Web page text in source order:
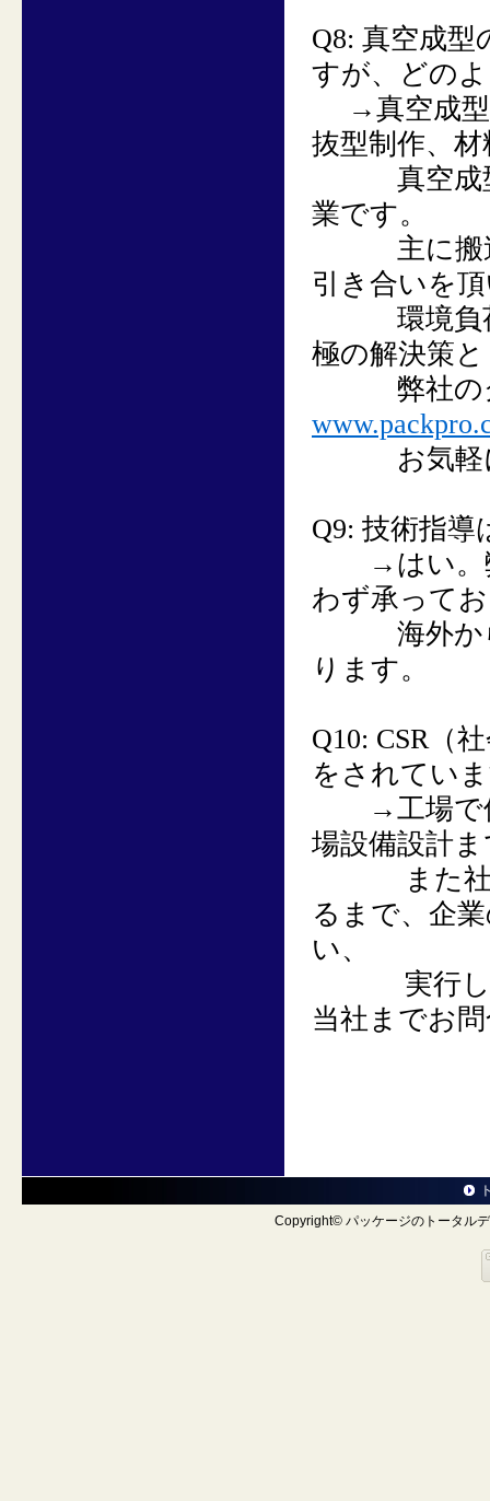
Q8: 真空成型
すが、どの
→真空成
抜型制作、
真空成型
業です。
主に搬送
引き合いを
環境負荷
極の解決策
弊社のグ
お気軽に
Q9: 技術指導
→ はい
わず承って
海外から
ります。
Q10: CSR（
をされてい
→工場
場設備設計
また社員
るまで、企
い、
実行して
当社までお
Copyright© パッケージのトータル